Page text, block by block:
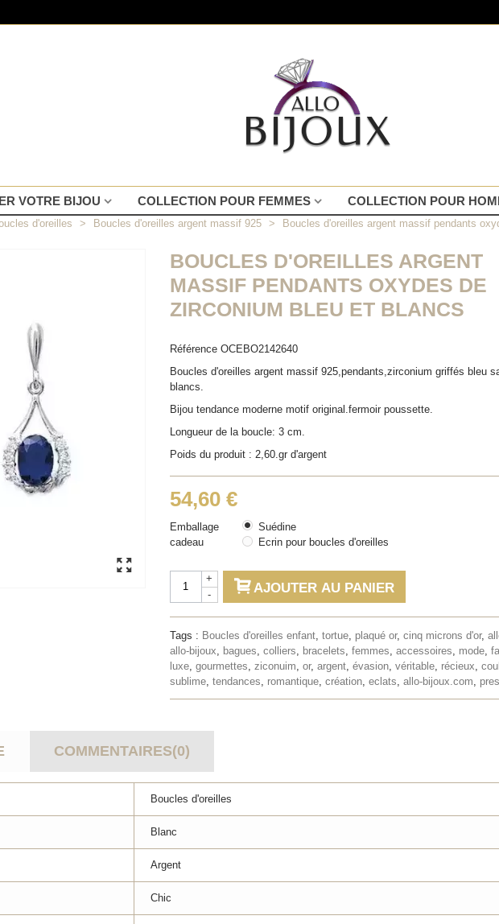
VOTRE BIJOU COLLECTION POUR FEMMES COLLECTION POUR
d'oreilles > Boucles d'oreilles argent massif 925 > Boucles d'oreilles argent massif pendants
BOUCLES D'OREILLES ARGENT
MASSIF PENDANTS OXYDES DE
ZIRCONIUM BLEU ET BLANCS
Référence OCEBO2142640
Boucles d'oreilles argent massif 925,pendants,zirconium griffés bleu
blancs.
Bijou tendance moderne motif original.fermoir poussette.
Longueur de la boucle: 3 cm.
Poids du produit : 2,60.gr d'argent
54,60 €
Emballage
cadeau
Suédine
Ecrin pour boucles d'oreilles
-
+
AJOUTER AU PANIER
Tags : Boucles d'oreilles enfant, tortue, plaqué or, cinq microns d'or,
allo-bijoux, bagues, colliers, bracelets, femmes, accessoires, mode,
luxe, gourmettes, ziconuim, or, argent, évasion, véritable, récieux,
sublime, tendances, romantique, création, eclats, allo-bijoux.com,
COMMENTAIRES(0)
Boucles d'oreilles
Blanc
Argent
Chic